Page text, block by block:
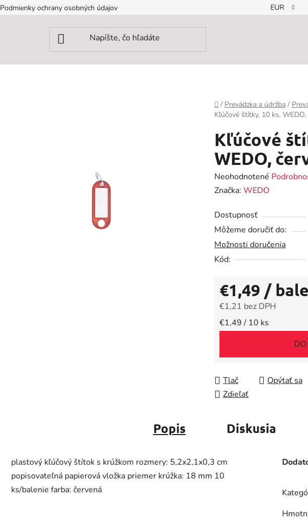
Podmienky ochrany osobných údajov EUR
Domov
/ Prevádzka a údržba /
Kľúčové štítky, 10 ks, WEDO,
Kľúčové
WEDO,
Priemerné
hodnotenie
je
0,0
z
5
Neohodnotené
Značka: WEDO
Dostupnosť
Môžeme doručiť do:
Možnosti doručenia
Kód:
€1,49 /
€1,21 bez DPH
Jednotková cena:
€1,49 / 10 ks
Tlač Opýtať sa
Zdieľať
Popis Diskusia
plastový kľúčový štítok s krúžkom rozmery: 5,2x2,1x0,3 cm
popisovateľná papierová vložka priemer krúžka: 18 mm 10
ks/balenie farba: červená